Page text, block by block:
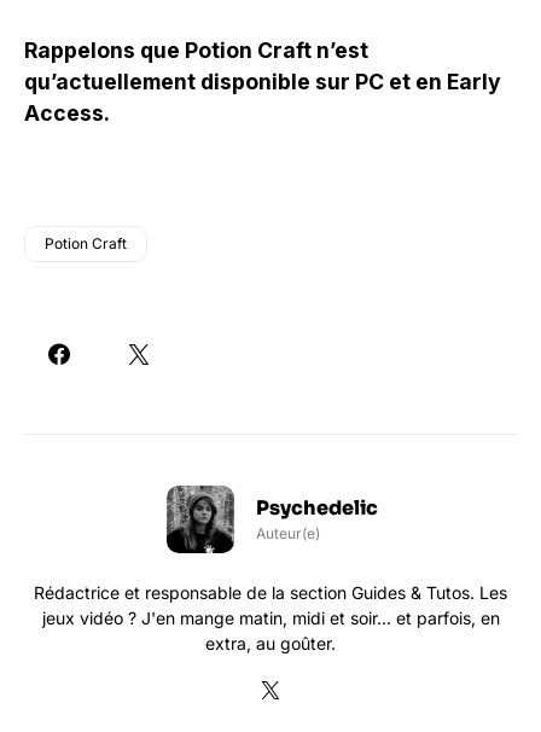
Rappelons que Potion Craft n’est
qu’actuellement disponible sur PC et en Early
Access.
Potion Craft
Psychedelic
Auteur(e)
Rédactrice et responsable de la section Guides & Tutos. Les
jeux vidéo ? J'en mange matin, midi et soir... et parfois, en
extra, au goûter.